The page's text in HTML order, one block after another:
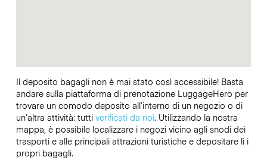
Il deposito bagagli non è mai stato così accessibile! Basta
andare sulla piattaforma di prenotazione LuggageHero per
trovare un comodo deposito all’interno di un negozio o di
un’altra attività: tutti verificati da noi. Utilizzando la nostra
mappa, è possibile localizzare i negozi vicino agli snodi dei
trasporti e alle principali attrazioni turistiche e depositare lì i
propri bagagli.